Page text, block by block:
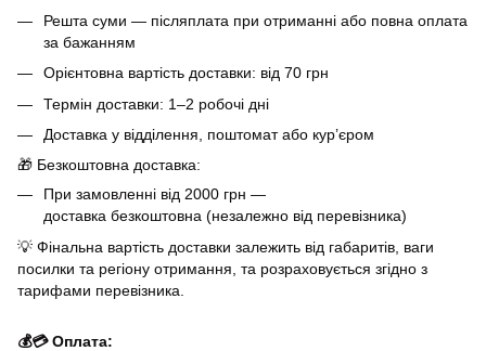
Решта суми — післяплата при отриманні або повна оплата
за бажанням
Орієнтовна вартість доставки: від 70 грн
Термін доставки: 1–2 робочі дні
Доставка у відділення, поштомат або кур’єром
🎁 Безкоштовна доставка:
При замовленні від 2000 грн —
доставка безкоштовна (незалежно від перевізника)
💡 Фінальна вартість доставки залежить від габаритів, ваги
посилки та регіону отримання, та розраховується згідно з
тарифами перевізника.
💰💳 Оплата: